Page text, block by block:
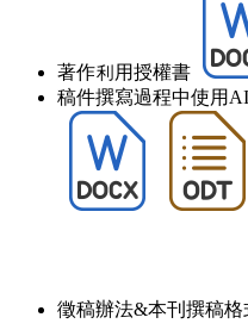
著作利用授權書
稿件撰寫過程中使用
徵稿辦法&本刊撰稿格